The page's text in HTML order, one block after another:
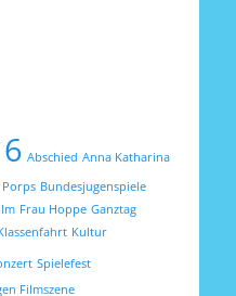
Abschied Anna Katharina
Porps Bundesjugenspiele
Frau Hoppe Ganztag
Kultur
Spielefest
Filmszene